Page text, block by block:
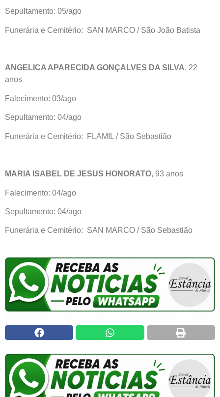
Sepultamento: 05/ago
Funerária e Cemitério: SAN MARCO / São João Batista
ANGELICA APARECIDA GONÇALVES DA SILVA, 22
anos
Falecimento: 03/ago
Sepultamento: 04/ago
Funerária e Cemitério: FLAMIL / São Sebastião
MARIA ISABEL DE JESUS HONORATO, 93 anos
Falecimento: 04/ago
Sepultamento: 04/ago
Funerária e Cemitério: SAN MARCO / São Sebastião